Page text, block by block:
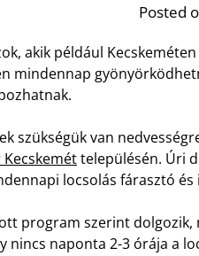
Posted
akik például
mindennap
szükségük van
településén. Úri
locsolás fárasztó
program szerint dolgozik,
nincs naponta 2-3 órája a